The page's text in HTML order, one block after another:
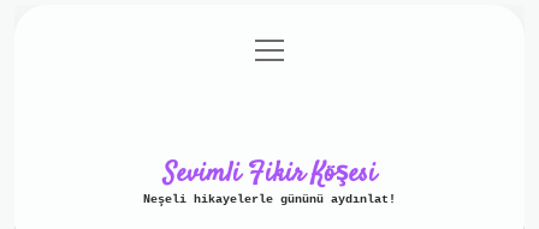
Gizlilik Politikası
menüyü
aç
Sevimli Fikir Köşesi
Neşeli hikayelerle gününü aydınlat!